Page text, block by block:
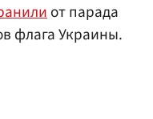
от парада
флага Украины.